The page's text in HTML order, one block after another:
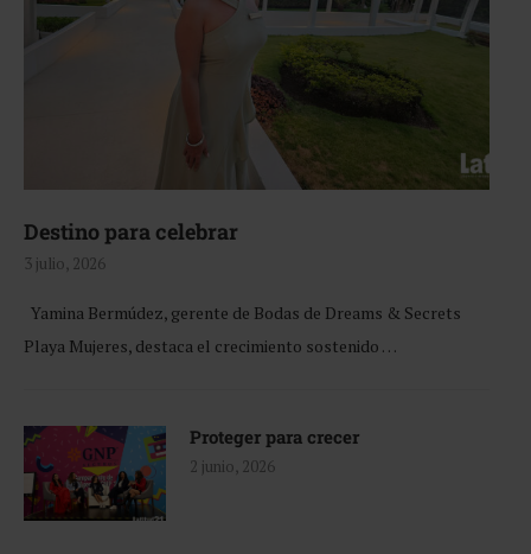
Destino para celebrar
3 julio, 2026
Yamina Bermúdez, gerente de Bodas de Dreams & Secrets
Playa Mujeres, destaca el crecimiento sostenido …
Proteger para crecer
2 junio, 2026